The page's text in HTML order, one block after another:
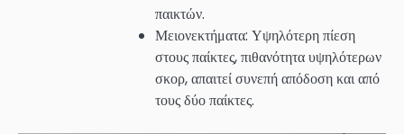
παικτών.
Μειονεκτήματα: Υψηλότερη πίεση
στους παίκτες, πιθανότητα υψηλότερων
σκορ, απαιτεί συνεπή απόδοση και από
τους δύο παίκτες.